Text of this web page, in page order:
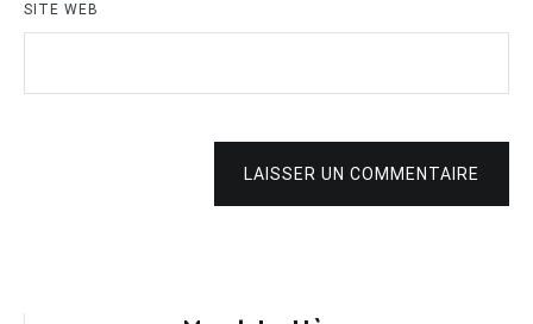
SITE WEB
LAISSER UN COMMENTAIRE